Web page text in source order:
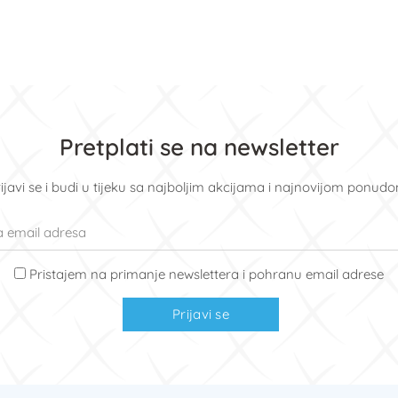
Pretplati se na newsletter
se i budi u tijeku sa najboljim akcijama i najnovijom
Pristajem na primanje newslettera i pohranu email adrese
Prijavi se